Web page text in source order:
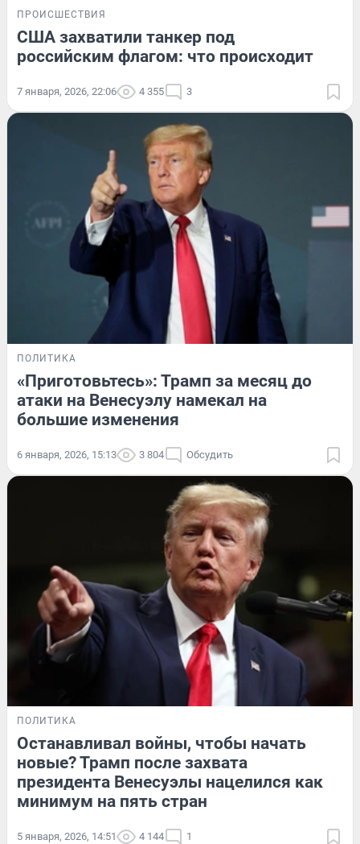
ПРОИСШЕСТВИЯ
США захватили танкер под
российским флагом: что происходит
7 января, 2026, 22:06 4 355 3
ПОЛИТИКА
«Приготовьтесь»: Трамп за месяц до
атаки на Венесуэлу намекал на
большие изменения
6 января, 2026, 15:13 3 804 Обсудить
ПОЛИТИКА
Останавливал войны, чтобы начать
новые? Трамп после захвата
президента Венесуэлы нацелился как
минимум на пять стран
5 января, 2026, 14:51 4 144 1